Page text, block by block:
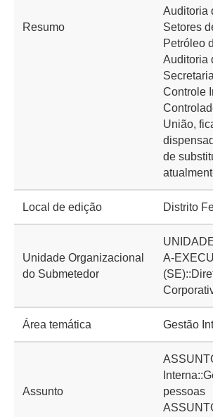
Resumo
Auditoria
Setores
Petróleo
Auditoria
Controle
União,
de
Local de edição Distrito
Unidade Organizacional
do Submetedor
A-
Área temática Gestão
Assunto
pessoas